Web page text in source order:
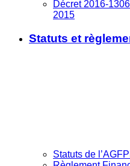
Décret 2016-
2015
Statuts et
Statuts de